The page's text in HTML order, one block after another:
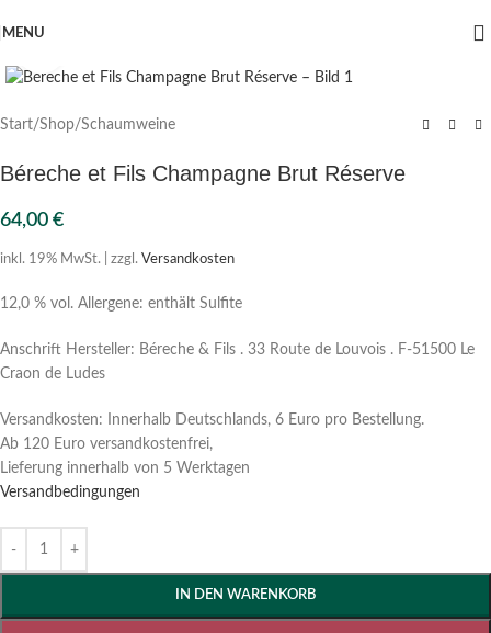
MENU
Start/Shop/Schaumweine
Béreche et Fils Champagne Brut Réserve
64,00 €
inkl. 19% MwSt. | zzgl. Versandkosten
12,0 % vol. Allergene: enthält Sulfite
Anschrift Hersteller: Béreche & Fils . 33 Route de Louvois . F-51500 Le
Craon de Ludes
Versandkosten: Innerhalb Deutschlands, 6 Euro pro Bestellung.
Ab 120 Euro versandkostenfrei,
Lieferung innerhalb von 5 Werktagen
Versandbedingungen
IN DEN WARENKORB